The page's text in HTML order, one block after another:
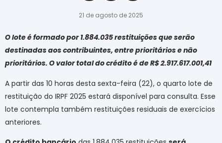
21 de agosto de 2025
O lote é formado por 1.884.035 restituições que serão
destinadas aos contribuintes, entre prioritários e não
prioritários. O valor total do crédito é de R$ 2.917.617.001,41
A partir das 10 horas desta sexta-feira (22), o quarto lote de
restituição do IRPF 2025 estará disponível para consulta. Esse
lote contempla também restituições residuais de exercícios
anteriores.